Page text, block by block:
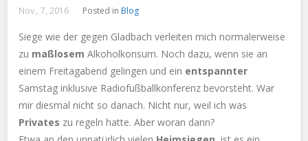
Nov., 7, 2016 Posted in Blog
Siege wie der gegen Gladbach verleiten mich normalerweise
zu maßlosemAlkoholkonsum. Noch dazu, wenn sie an
einem Freitagabend gelingen und ein entspannter
Samstag inklusive Radiofußballkonferenz bevorsteht. War
mir diesmal nicht so danach. Nicht nur, weil ich was
Privates zu regeln hatte. Aber woran dann?